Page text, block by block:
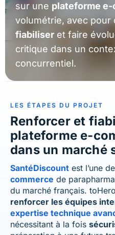
sur une plateforme
volumétrie, avec pour
fiabiliser et faire
critique dans un
concurrentiel.
LES ÉTAPES DU PROJET
Renforcer et
plateforme e-
dans un marché
SantéDiscount est l’une
commerce de
du marché français.
renforcer les équipes
expertise technique
nécessitant à la fois